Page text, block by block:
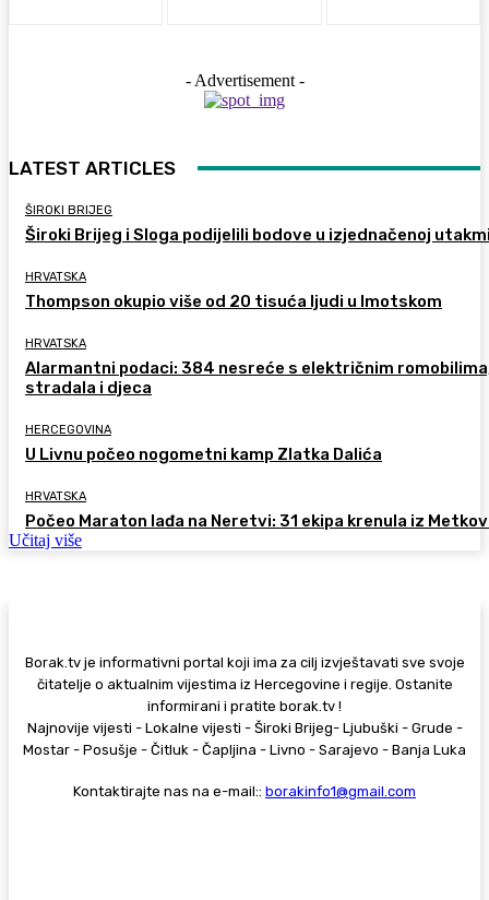
- Advertisement -
LATEST ARTICLES
ŠIROKI BRIJEG
Široki Brijeg i Sloga podijelili bodove u izjednačenoj
HRVATSKA
Thompson okupio više od 20 tisuća ljudi u Imotskom
HRVATSKA
Alarmantni podaci: 384 nesreće s električnim
stradala i djeca
HERCEGOVINA
U Livnu počeo nogometni kamp Zlatka Dalića
HRVATSKA
Počeo Maraton lađa na Neretvi: 31 ekipa krenula iz
Učitaj više
Borak.tv je informativni portal koji ima za cilj izvještavati sve svoje
čitatelje o aktualnim vijestima iz Hercegovine i regije. Ostanite
informirani i pratite borak.tv !
Najnovije vijesti - Lokalne vijesti - Široki Brijeg- Ljubuški - Grude -
Mostar - Posušje - Čitluk - Čapljina - Livno - Sarajevo - Banja Luka
Kontaktirajte nas na e-mail:: borakinfo1@gmail.com